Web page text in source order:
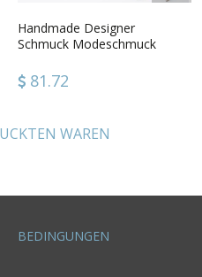
Handmade Designer
Schmuck Modeschmuck
aus buntem Glas
81.72
WAREN
BEDINGUNGEN